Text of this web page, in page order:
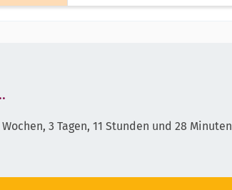
3 Tagen, 11 Stunden und 28 Minuten